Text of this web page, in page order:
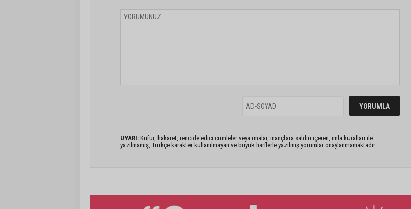
UYARI: Küfür, hakaret, rencide edici cümleler veya imalar, inançlara saldırı içeren, imla kuralları ile
yazılmamış, Türkçe karakter kullanılmayan ve büyük harflerle yazılmış yorumlar onaylanmamaktadır.